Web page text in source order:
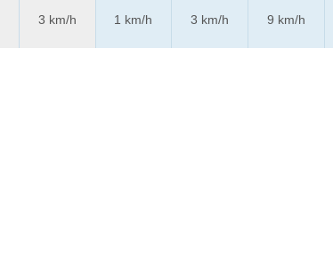
3 km/h
1 km/h
3 km/h
9 km/h